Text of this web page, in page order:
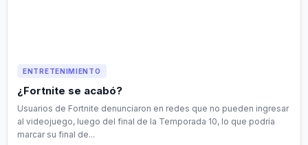
ENTRETENIMIENTO
¿Fortnite se acabó?
Usuarios de Fortnite denunciaron en redes que no pueden ingresar
al videojuego, luego del final de la Temporada 10, lo que podría
marcar su final de...